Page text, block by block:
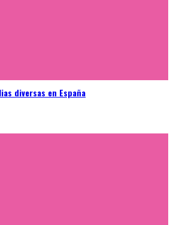
diversas en España